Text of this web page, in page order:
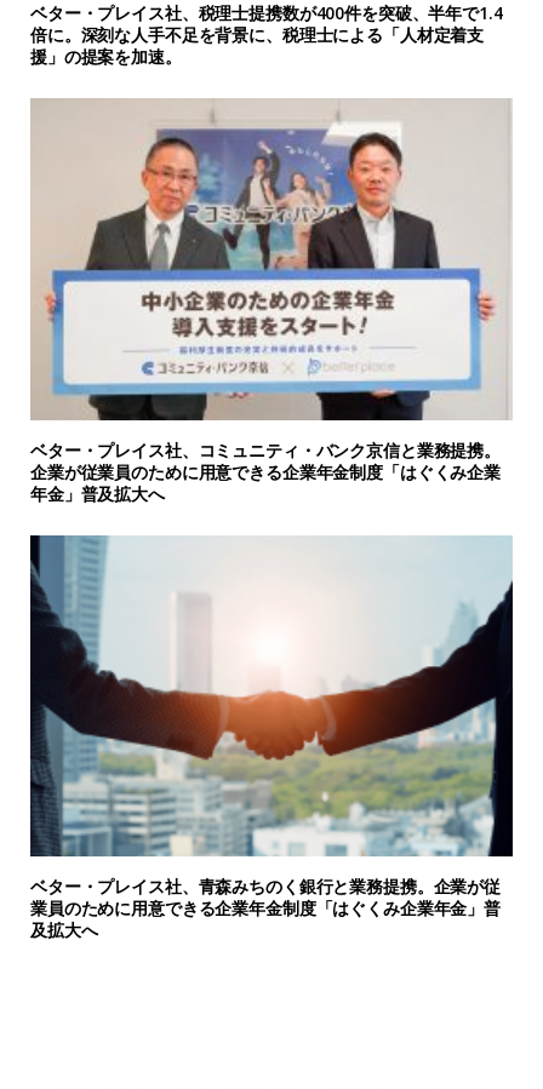
ベター・プレイス社、税理士提携数が400件を突破、半年で1.4
倍に。深刻な人手不足を背景に、税理士による「人材定着支
援」の提案を加速。
ベター・プレイス社、コミュニティ・バンク京信と業務提携。
企業が従業員のために用意できる企業年金制度「はぐくみ企業
年金」普及拡大へ
ベター・プレイス社、青森みちのく銀行と業務提携。企業が従
業員のために用意できる企業年金制度「はぐくみ企業年金」普
及拡大へ